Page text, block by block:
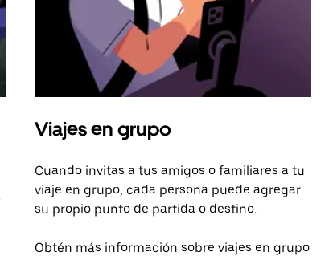
Viajes en grupo
Cuando invitas a tus amigos o familiares a tu
viaje en grupo, cada persona puede agregar
su propio punto de partida o destino.
Obtén más información sobre viajes en grupo